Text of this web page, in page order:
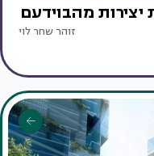
מהבוידעם
זוהר שחר לוי